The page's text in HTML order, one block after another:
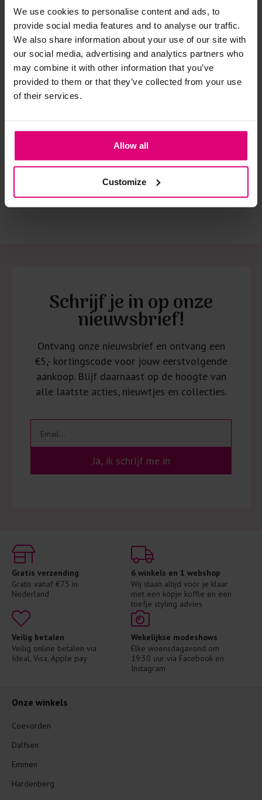
We use cookies to personalise content and ads, to
provide social media features and to analyse our traffic.
We also share information about your use of our site with
our social media, advertising and analytics partners who
may combine it with other information that you’ve
provided to them or that they’ve collected from your use
of their services.
Allow all
Customize
Strijkijzer/droogtrommel:
Kledingstukken met elastine zijn niet bestand tegen de hitte
van het strijkijzer en/of de droogtrommel. Ook in veel
spijkerbroeken is elastine (stretch) verwerkt en mogen dus
niet gestreken worden en/of in de droogtrommel.
Wikkel jurkje
€ 129,95
Jurk korte mouw
€ 49,99
Schrijf je in op onze
nieuwsbrief!
Ontvang onze nieuwsbrief en ontvang een
€5,- kortingscode voor jouw eerstvolgende
aankoop. Blijf daarnaast op de hoogte van
alle laatste acties, nieuwtjes en collecties.
Ja, ik schrijf me in
Gratis verzending
Gratis vanaf €75 in
Nederland
6 winkels en 1 webshop
Wij staan altijd voor je klaar
met een kopje koffie en een
toefje styling advies
Veilig betalen
Veilig online betalen via
Ideal, Visa, Apple pay
Wekelijkse modeshows
Elke woensdagavond om
19:30 uur via Facebook en
Instagram
Onze winkels
Coevorden
Dalfsen
Emmen
Hardenberg